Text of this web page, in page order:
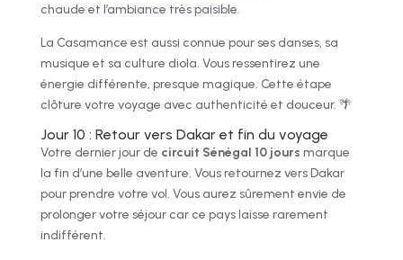
chaude et l’ambiance très paisible.
La Casamance est aussi connue pour ses danses, sa
musique et sa culture diola. Vous ressentirez une
énergie différente, presque magique. Cette étape
clôture votre voyage avec authenticité et douceur. 🌴
Jour 10 : Retour vers Dakar et fin du voyage
Votre dernier jour de circuit Sénégal 10 jours marque
la fin d’une belle aventure. Vous retournez vers Dakar
pour prendre votre vol. Vous aurez sûrement envie de
prolonger votre séjour car ce pays laisse rarement
indifférent.